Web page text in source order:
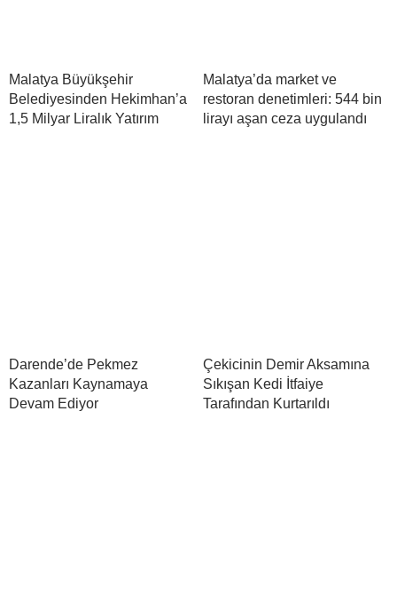
Malatya Büyükşehir
Belediyesinden Hekimhan’a
1,5 Milyar Liralık Yatırım
Malatya’da market ve
restoran denetimleri: 544 bin
lirayı aşan ceza uygulandı
Darende’de Pekmez
Kazanları Kaynamaya
Devam Ediyor
Çekicinin Demir Aksamına
Sıkışan Kedi İtfaiye
Tarafından Kurtarıldı